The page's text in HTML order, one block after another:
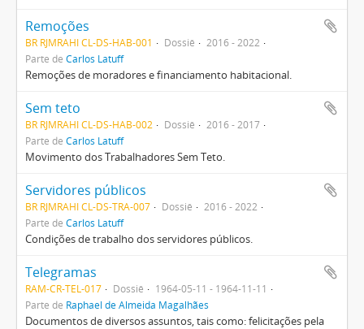
Remoções
BR RJMRAHI CL-DS-HAB-001 Dossiê
2016 - 2022
Parte de Carlos Latuff
Remoções de moradores e financiamento habitacional.
Sem teto
BR RJMRAHI CL-DS-HAB-002 Dossiê
2016 - 2017
Parte de Carlos Latuff
Movimento dos Trabalhadores Sem Teto.
Servidores públicos
BR RJMRAHI CL-DS-TRA-007 Dossiê
2016 - 2022
Parte de Carlos Latuff
Condições de trabalho dos servidores públicos.
Telegramas
RAM-CR-TEL-017 Dossiê
1964-05-11 - 1964-11-11
Parte de Raphael de Almeida Magalhães
Documentos de diversos assuntos, tais como: felicitações pela